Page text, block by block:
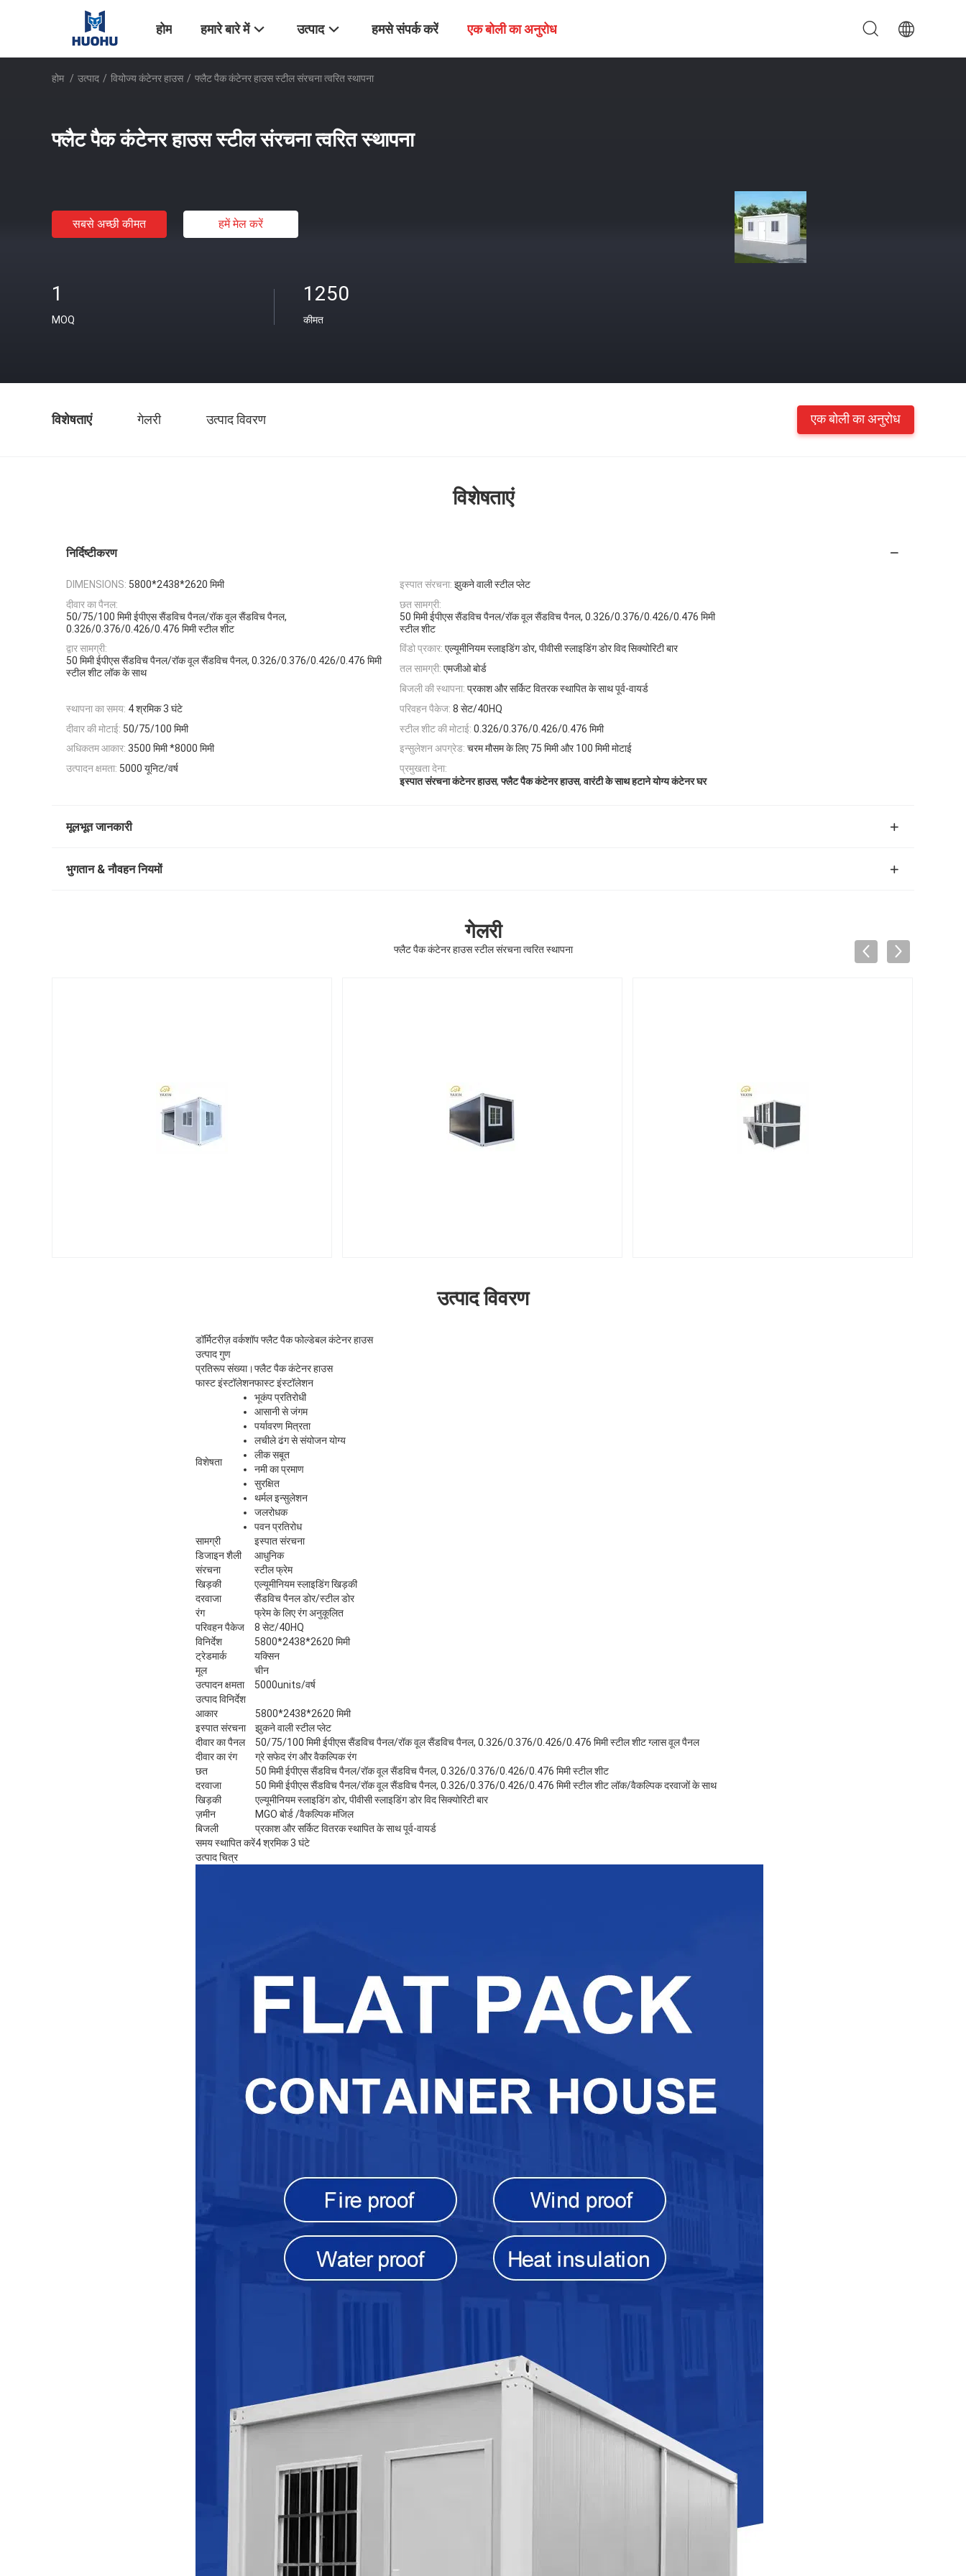
होम हमारे बारे में उत्पाद हमसे संपर्क करें एक बोली का अनुरोध
होम / उत्पाद / वियोज्य कंटेनर हाउस / फ्लैट पैक कंटेनर हाउस स्टील संरचना त्वरित स्थापना
फ्लैट पैक कंटेनर हाउस स्टील संरचना त्वरित स्थापना
सबसे अच्छी कीमत हमें मेल करें
1
MOQ
1250
कीमत
विशेषताएं गेलरी उत्पाद विवरण एक बोली का अनुरोध
विशेषताएं
निर्दिष्टीकरण
DIMENSIONS: 5800*2438*2620 मिमी इस्पात संरचना: झुकने वाली स्टील प्लेट
दीवार का पैनल:
50/75/100 मिमी ईपीएस सैंडविच पैनल/रॉक वूल सैंडविच पैनल,
0.326/0.376/0.426/0.476 मिमी स्टील शीट
छत सामग्री:
50 मिमी ईपीएस सैंडविच पैनल/रॉक वूल सैंडविच पैनल, 0.326/0.376/0.426/0.476 मिमी
स्टील शीट
द्वार सामग्री:
50 मिमी ईपीएस सैंडविच पैनल/रॉक वूल सैंडविच पैनल, 0.326/0.376/0.426/0.476 मिमी
स्टील शीट लॉक के साथ
विंडो प्रकार: एल्यूमीनियम स्लाइडिंग डोर, पीवीसी स्लाइडिंग डोर विद सिक्योरिटी बार
तल सामग्री: एमजीओ बोर्ड
बिजली की स्थापना: प्रकाश और सर्किट वितरक स्थापित के साथ पूर्व-वायर्ड
स्थापना का समय: 4 श्रमिक 3 घंटे परिवहन पैकेज: 8 सेट/40HQ
दीवार की मोटाई: 50/75/100 मिमी स्टील शीट की मोटाई: 0.326/0.376/0.426/0.476 मिमी
अधिकतम आकार: 3500 मिमी *8000 मिमी इन्सुलेशन अपग्रेड: चरम मौसम के लिए 75 मिमी और 100 मिमी मोटाई
उत्पादन क्षमता: 5000 यूनिट/वर्ष
प्रमुखता देना:
इस्पात संरचना कंटेनर हाउस,फ्लैट पैक कंटेनर हाउस,वारंटी के साथ हटाने योग्य कंटेनर घर
मूलभूत जानकारी
भुगतान & नौवहन नियमों
गेलरी
फ्लैट पैक कंटेनर हाउस स्टील संरचना त्वरित स्थापना
उत्पाद विवरण
डॉर्मिटरीज़ वर्कशॉप फ्लैट पैक फोल्डेबल कंटेनर हाउस
उत्पाद गुण
प्रतिरूप संख्या।फ्लैट पैक कंटेनर हाउस
फास्ट इंस्टॉलेशनफास्ट इंस्टॉलेशन
विशेषता
भूकंप प्रतिरोधी
आसानी से जंगम
पर्यावरण मित्रता
लचीले ढंग से संयोजन योग्य
लीक सबूत
नमी का प्रमाण
सुरक्षित
थर्मल इन्सुलेशन
जलरोधक
पवन प्रतिरोध
सामग्री
इस्पात संरचना
डिजाइन शैली
आधुनिक
संरचना
स्टील फ्रेम
खिड़की
एल्यूमीनियम स्लाइडिंग खिड़की
दरवाजा
सैंडविच पैनल डोर/स्टील डोर
रंग
फ्रेम के लिए रंग अनुकूलित
परिवहन पैकेज
8 सेट/40HQ
विनिर्देश
5800*2438*2620 मिमी
ट्रेडमार्क
यक्सिन
मूल
चीन
उत्पादन क्षमता
5000units/वर्ष
उत्पाद विनिर्देश
आकार
5800*2438*2620 मिमी
इस्पात संरचना
झुकने वाली स्टील प्लेट
दीवार का पैनल
50/75/100 मिमी ईपीएस सैंडविच पैनल/रॉक वूल सैंडविच पैनल, 0.326/0.376/0.426/0.476 मिमी स्टील शीट ग्लास वूल पैनल
दीवार का रंग
ग्रे सफेद रंग और वैकल्पिक रंग
छत
50 मिमी ईपीएस सैंडविच पैनल/रॉक वूल सैंडविच पैनल, 0.326/0.376/0.426/0.476 मिमी स्टील शीट
दरवाजा
50 मिमी ईपीएस सैंडविच पैनल/रॉक वूल सैंडविच पैनल, 0.326/0.376/0.426/0.476 मिमी स्टील शीट लॉक/वैकल्पिक दरवाजों के साथ
खिड़की
एल्यूमीनियम स्लाइडिंग डोर, पीवीसी स्लाइडिंग डोर विद सिक्योरिटी बार
ज़मीन
MGO बोर्ड /वैकल्पिक मंजिल
बिजली
प्रकाश और सर्किट वितरक स्थापित के साथ पूर्व-वायर्ड
समय स्थापित करें4 श्रमिक 3 घंटे
उत्पाद चित्र